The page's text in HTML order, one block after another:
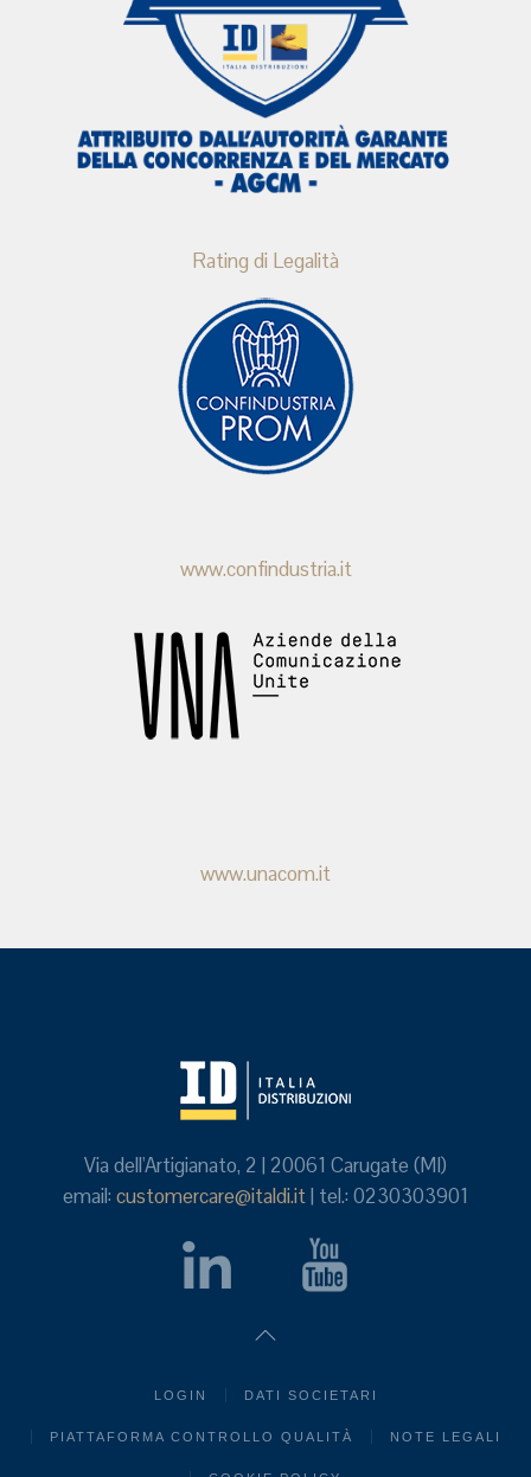
Rating di Legalità
www.confindustria.it
www.unacom.it
Via dell'Artigianato, 2 | 20061 Carugate (MI)
email: customercare@italdi.it| tel.: 0230303901
LOGIN DATI SOCIETARI
PIATTAFORMA CONTROLLO QUALITÀ NOTE LEGALI